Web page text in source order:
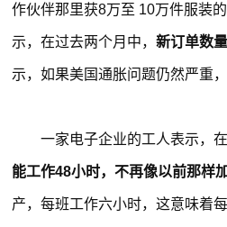
作伙伴那里获8万至 10万件服装
示，在过去两个月中，新订单数
示，如果美国通胀问题仍然严重
一家电子企业的工人表示，
能工作48小时，不再像以前那样
产，每班工作六小时，这意味着